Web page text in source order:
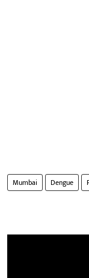
Mumbai Dengue